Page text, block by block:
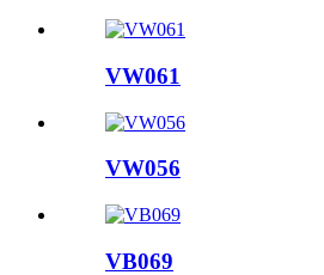
VW061
VW056
VB069